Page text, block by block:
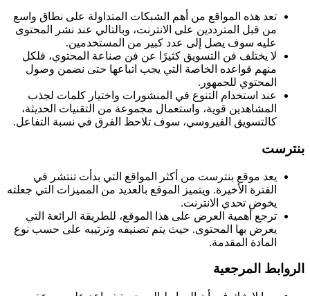
تعد هذه المواقع من أهم الشبكات المتداولة على نطاق واسع
من قبل المترددين على الانترنت، وبالتالي عند نشر المحتوى
عليه سوف يصل إلى عدد كبير من المستخدمين.
لا يختلف فن التسويق كثيرًا عن فن صناعة المحتوي، فلكل
منهم قواعده الخاصة التي يجب اتباعها حتى نضمن وصول
المحتوي للجمهور.
عند استخدام التنوع في المنشورات واختيار كلمات لجذب
المشاهدين قوية، واستعمال مجموعة من التقنيات الحديثة،
كالتسويق الفيروسي، سوف تلاحظ الفرق في نسبة التفاعل.
بنترست
يعد موقع بنترست من أكثر المواقع التي بدأت تنتشر في
الفترة الأخيرة. ويتميز الموقع بالعديد من المميزات التي جعلته
يخوض تحدي الانترنت.
ترجع أهمية العرض على هذا الموقع، للطريقة الرائعة التي
يعرض بها المحتوى. حيث يتم تصنيفه وترتيبه على حسب نوع
المادة المقدمة.
الروابط المرجعية